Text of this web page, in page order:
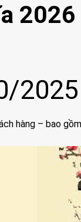
2025
hàng – bao